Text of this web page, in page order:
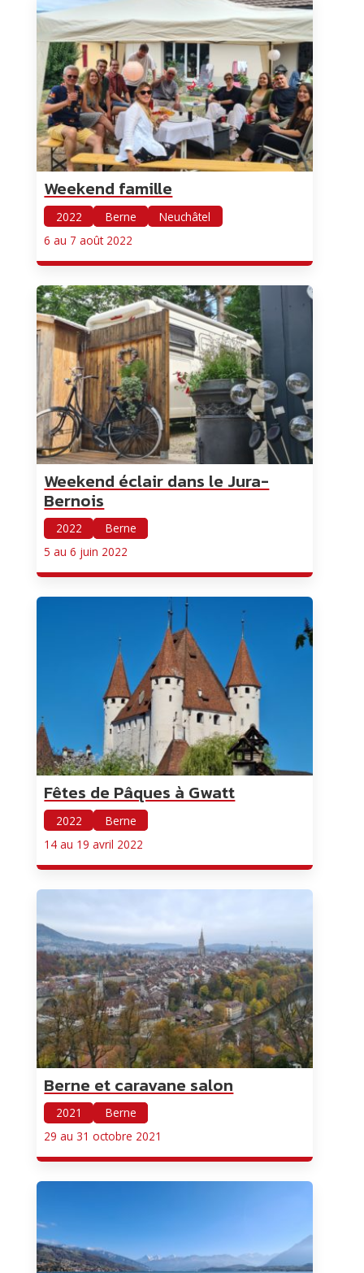
Weekend famille
2022 Berne
Neuchâtel
6 au 7 août 2022
Weekend éclair dans le Jura-
Bernois
2022
Berne
5 au 6 juin 2022
Fêtes de Pâques à Gwatt
2022
Berne
14 au 19 avril 2022
Berne et caravane salon
2021
Berne
29 au 31 octobre 2021